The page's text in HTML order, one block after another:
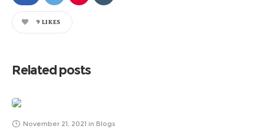
9 LIKES
Related posts
November 21, 2021 in Blogs